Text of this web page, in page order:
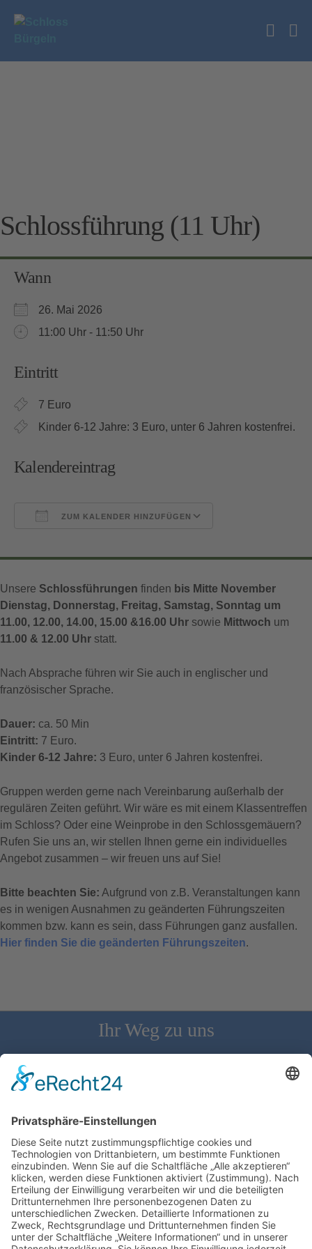
Inhalt
Schlossführung (11 Uhr)
Wann
26. Mai 2026
11:00 Uhr - 11:50 Uhr
Eintritt
7 Euro
Kinder 6-12 Jahre: 3 Euro, unter 6 Jahren kostenfrei.
Kalendereintrag
ZUM KALENDER HINZUFÜGEN
Unsere Schlossführungen finden bis Mitte November
Dienstag, Donnerstag, Freitag, Samstag, Sonntag um
11.00, 12.00, 14.00, 15.00 &16.00 Uhr sowie Mittwoch um
11.00 & 12.00 Uhr statt.
Nach Absprache führen wir Sie auch in englischer und
französischer Sprache.
Dauer: ca. 50 Min
Eintritt: 7 Euro.
Kinder 6-12 Jahre: 3 Euro, unter 6 Jahren kostenfrei.
Gruppen werden gerne nach Vereinbarung außerhalb der
regulären Zeiten geführt. Wir wäre es mit einem Klassentreffen
im Schloss? Oder eine Weinprobe in den Schlossgemäuern?
Rufen Sie uns an, wir stellen Ihnen gerne ein individuelles
Angebot zusammen – wir freuen uns auf Sie!
Bitte beachten Sie: Aufgrund von z.B. Veranstaltungen kann
es in wenigen Ausnahmen zu geänderten Führungszeiten
kommen bzw. kann es sein, dass Führungen ganz ausfallen.
Hier finden Sie die geänderten Führungszeiten.
Ihr Weg zu uns
Schloss Bürgeln, 79418 Schliengen | Telefon: 07626/237 | E-
Mail: direktion@schlossbuergeln.de
Wir benötigen Ihre Zustimmung, um den
Google Maps-Service zu laden!
Wir verwenden einen Service eines
Drittanbieters, um Karteninhalte einzubetten.
Dieser Service kann Daten zu Ihren Aktivitäten
sammeln. Bitte lesen Sie die Details durch und
stimmen Sie der Nutzung des Service zu, um